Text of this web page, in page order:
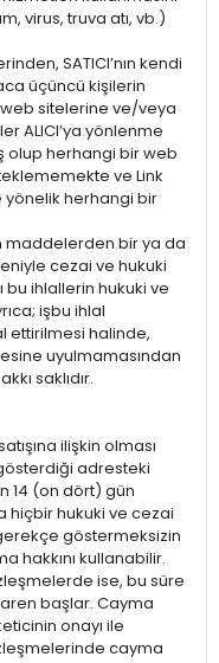
virus, truva atı, vb.)
SATICI’nın kendi
üçüncü kişilerin
sitelerine ve/veya
ALICI’ya yönlenme
olup herhangi bir web
ve Link
herhangi bir
maddelerden bir ya da
cezai ve hukuki
bu ihlallerin hukuki ve
işbu ihlal
ettirilmesi halinde,
uyulmamasından
saklıdır.
ilişkin olması
adresteki
14 (on dört) gün
hiçbir hukuki ve cezai
göstermeksizin
hakkını kullanabilir.
ise, bu süre
başlar. Cayma
onayı ile
cayma